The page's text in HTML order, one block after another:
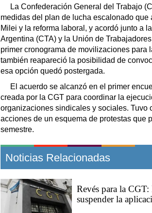
Edictos
La Confederación General del Trabajo
medidas del plan de lucha escalonado
Milei y la reforma laboral, y acordó junto a
Argentina (CTA) y la Unión de
primer cronograma de movilizaciones para
también reapareció la posibilidad de
esa opción quedó postergada.
El acuerdo se alcanzó en el primer
creada por la CGT para coordinar la
organizaciones sindicales y sociales. Tuvo
acciones de un esquema de protestas que
semestre.
Noticias Relacionadas
Revés para la
suspender la